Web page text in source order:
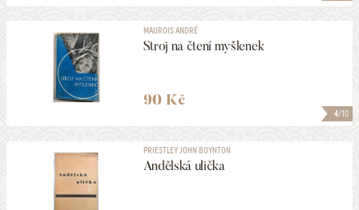
4/10
MAUROIS ANDRÉ
Stroj na čtení myšlenek
90 Kč
PRIESTLEY JOHN BOYNTON
Andělská ulička